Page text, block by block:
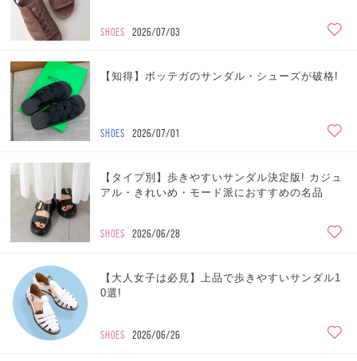
SHOES 2026/07/03
【知得】ボッテガのサンダル・シューズが破格!
SHOES 2026/07/01
【タイプ別】歩きやすいサンダル決定版! カジュ
アル・きれいめ・モード派におすすめの名品
SHOES 2026/06/28
【大人女子は必見】上品で歩きやすいサンダル1
0選!
SHOES 2026/06/26